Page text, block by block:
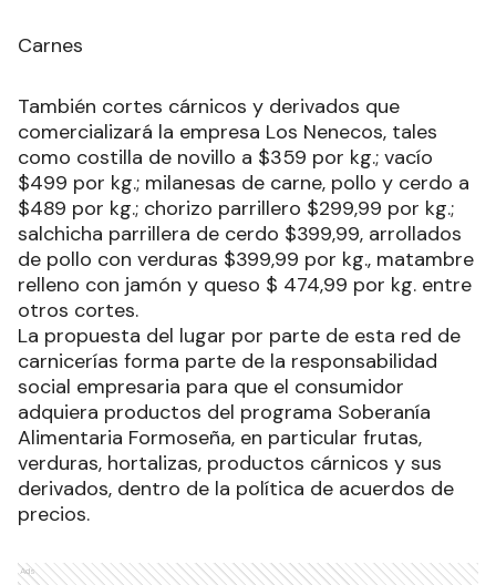
Carnes
También cortes cárnicos y derivados que
comercializará la empresa Los Nenecos, tales
como costilla de novillo a $359 por kg.; vacío
$499 por kg.; milanesas de carne, pollo y cerdo a
$489 por kg.; chorizo parrillero $299,99 por kg.;
salchicha parrillera de cerdo $399,99, arrollados
de pollo con verduras $399,99 por kg., matambre
relleno con jamón y queso $ 474,99 por kg. entre
otros cortes.
La propuesta del lugar por parte de esta red de
carnicerías forma parte de la responsabilidad
social empresaria para que el consumidor
adquiera productos del programa Soberanía
Alimentaria Formoseña, en particular frutas,
verduras, hortalizas, productos cárnicos y sus
derivados, dentro de la política de acuerdos de
precios.
Ads